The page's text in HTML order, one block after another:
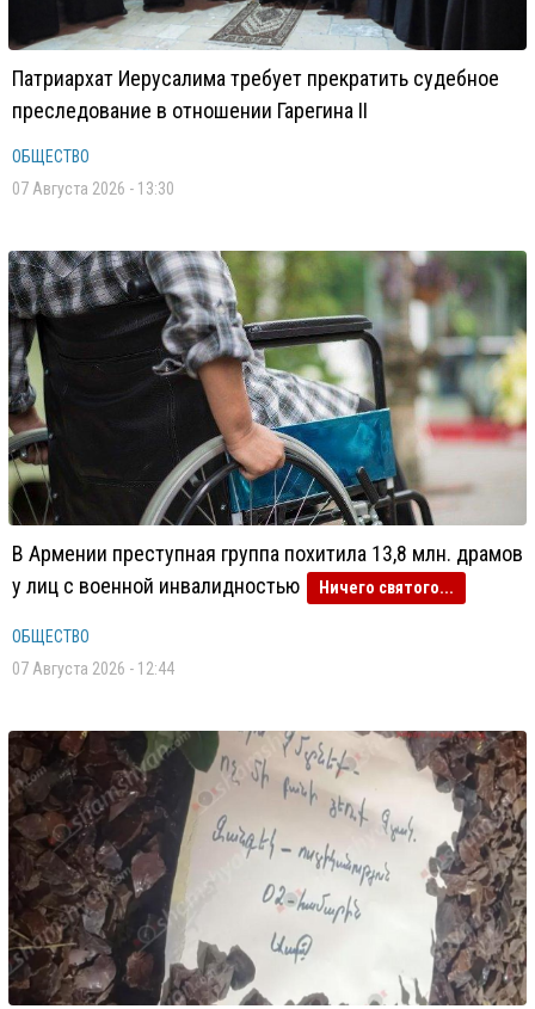
Патриархат Иерусалима требует прекратить судебное
преследование в отношении Гарегина II
ОБЩЕСТВО
07 Августа 2026 - 13:30
В Армении преступная группа похитила 13,8 млн. драмов
у лиц с военной инвалидностью
Ничего святого...
ОБЩЕСТВО
07 Августа 2026 - 12:44